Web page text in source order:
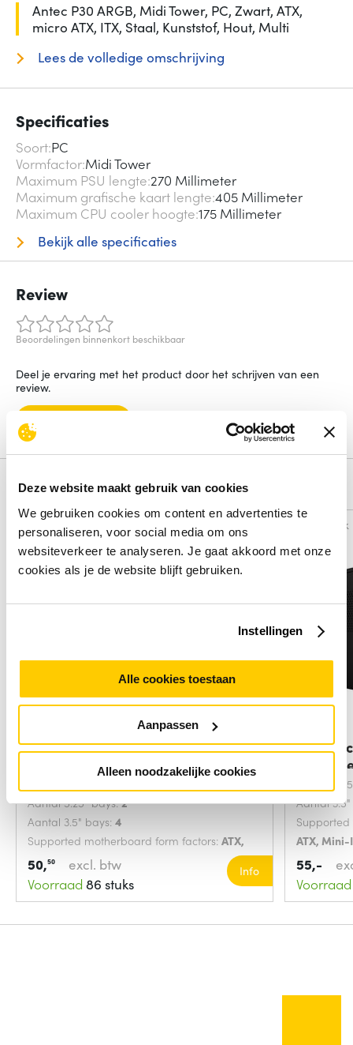
Deze website maakt gebruik van cookies
We gebruiken cookies om content en advertenties te
personaliseren, voor social media om ons
websiteverkeer te analyseren. Je gaat akkoord met onze
cookies als je de website blijft gebruiken.
Instellingen
Alle cookies toestaan
Aanpassen
Alleen noodzakelijke cookies
Antec P30 ARGB, Midi Tower, PC, Zwart, ATX,
micro ATX, ITX, Staal, Kunststof, Hout, Multi
Lees de volledige omschrijving
Specificaties
Soort PC
Vormfactor Midi Tower
Maximum PSU lengte 270 Millimeter
Maximum grafische kaart lengte 405 Millimeter
Maximum CPU cooler hoogte 175 Millimeter
Bekijk alle specificaties
Review
Beoordelingen binnenkort beschikbaar
Deel je ervaring met het product door het schrijven van een
review.
Schrijf een review
Alternatieven
Vergelijk
Chieftec CQ-01B-U3-OP
computerbehuizing
Aantal 5.25" bays:2
Aantal 3.5" bays: 4
Supported motherboard form factors: ATX,
micro ATX
50,50
excl. btw
Voorraad 86 stuks
Info
Vergelijk
Aantal
Aantal
ATX, Mini-
Kleur van
55,-
Voorraad